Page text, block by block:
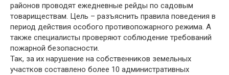
районов проводят ежедневные рейды по садовым
товариществам. Цель – разъяснить правила поведения в
период действия особого противопожарного режима. А
также специалисты проверяют соблюдение требований
пожарной безопасности.
Так, за их нарушение на собственников земельных
участков составлено более 10 административных